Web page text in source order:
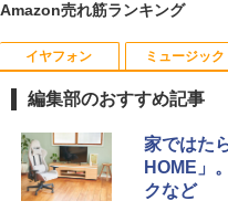
展示品
￥
5
【新
l 14型
0U (
SD
LAN
￥
＼本
26年
ター
チパ
デル
I 軽量
持ち
Amazon売れ筋ランキング
イヤフォン
Anker
￥7,990
ミュージック
BRUCE
￥250
by
富士山
ウォー
ットル
薬屋の
ンガン
￥770
編集部のおすすめ記事
家ではた
HOME」
クなど